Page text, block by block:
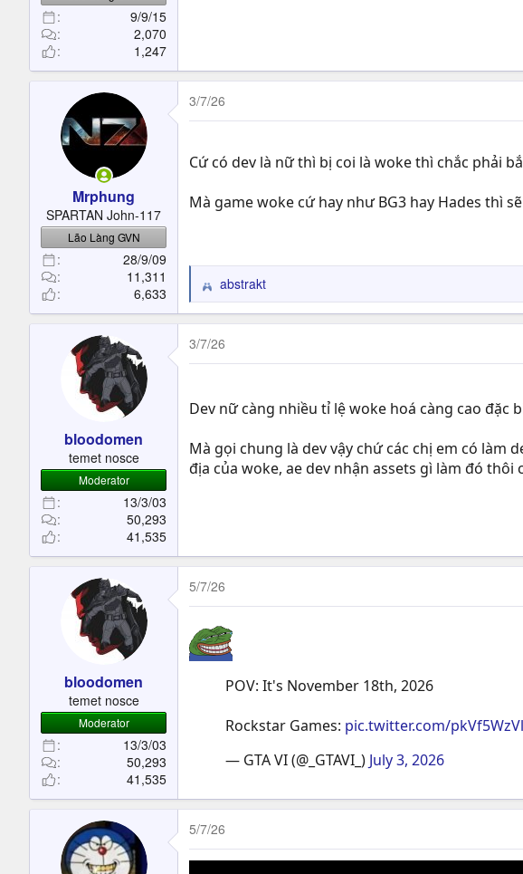
9/9/15
2,070
1,247
Mrphung
SPARTAN John-117
Lão Làng GVN
28/9/09
11,311
6,633
3/7/26
Cứ có dev là nữ thì bị coi là woke thì chắc phải
Mà game woke cứ hay như BG3 hay Hades thì
R
e
a
c
t
n
:
abstrakt
bloodomen
temet nosce
Moderator
13/3/03
50,293
41,535
3/7/26
Dev nữ càng nhiều tỉ lệ woke hoá càng cao đặc
Mà gọi chung là dev vậy chứ các chị em có làm
địa của woke, ae dev nhận assets gì làm đó
bloodomen
temet nosce
Moderator
13/3/03
50,293
41,535
5/7/26
POV: It's November 18th, 2026
Rockstar Games: pic.twitter.com/
— GTA VI (@_GTAVI_) July 3, 2026
5/7/26